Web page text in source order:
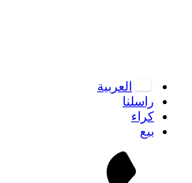
العربية
راسلنا
كراء
بيع